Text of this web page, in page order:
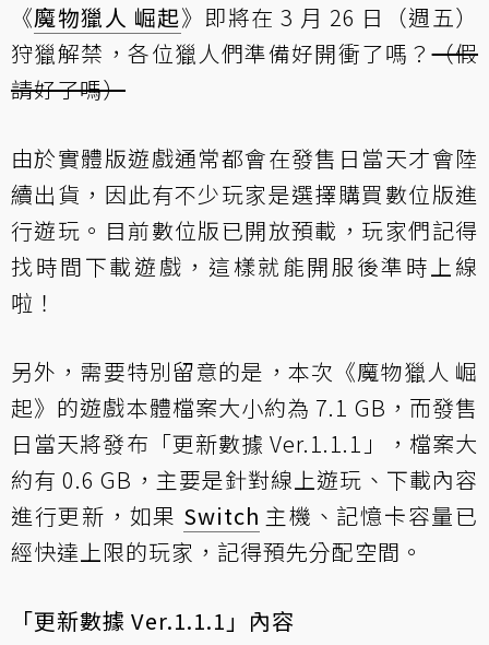
《魔物獵人 崛起》即將在 3 月 26 日（週五）
狩獵解禁，各位獵人們準備好開衝了嗎？（假
請好了嗎）
由於實體版遊戲通常都會在發售日當天才會陸
續出貨，因此有不少玩家是選擇購買數位版進
行遊玩。目前數位版已開放預載，玩家們記得
找時間下載遊戲，這樣就能開服後準時上線
啦！
另外，需要特別留意的是，本次《魔物獵人 崛
起》的遊戲本體檔案大小約為 7.1 GB，而發售
日當天將發布 「更新數據 Ver.1.1.1」
，檔案大
約有 0.6 GB，主要是針對線上遊玩、下載內容
進行更新，如果 Switch 主機、記憶卡容量已
經快達上限的玩家，記得預先分配空間。
「更新數據 Ver.1.1.1」內容